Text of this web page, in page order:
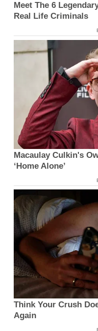
Meet The 6
Real Life Criminals
Macaulay Culkin's
‘Home Alone’
Think Your Crush
Again